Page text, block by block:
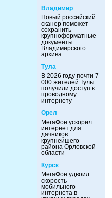
Владимир
Новый российский
сканер поможет
сохранить
крупноформатные
документы
Владимирского
архива
Тула
В 2026 году почти 7
000 жителей Тулы
получили доступ к
проводному
интернету
Орел
МегаФон ускорил
интернет для
дачников
крупнейшего
района Орловской
области
Курск
МегаФон удвоил
скорость
мобильного
интернета в